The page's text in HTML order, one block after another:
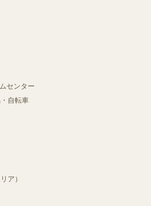
センター
自転車
ア）